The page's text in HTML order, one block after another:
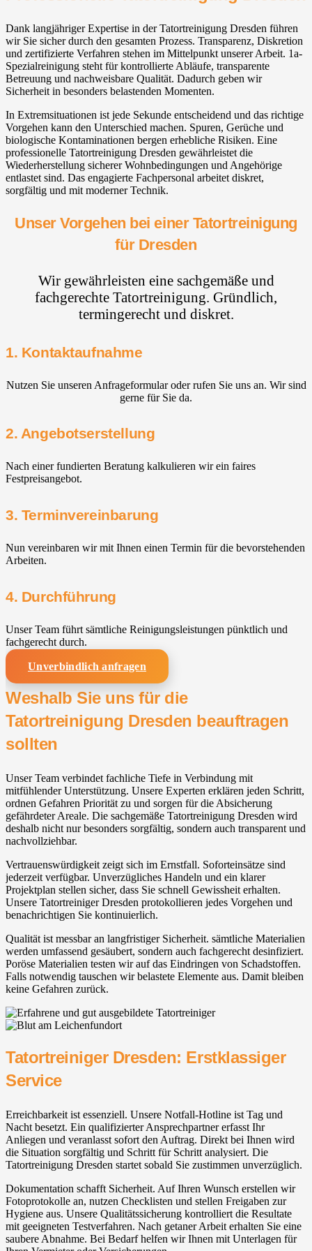
Dank langjähriger Expertise in der Tatortreinigung Dresden führen
wir Sie sicher durch den gesamten Prozess. Transparenz, Diskretion
und zertifizierte Verfahren stehen im Mittelpunkt unserer Arbeit. 1a-
Spezialreinigung steht für kontrollierte Abläufe, transparente
Betreuung und nachweisbare Qualität. Dadurch geben wir
Sicherheit in besonders belastenden Momenten.
In Extremsituationen ist jede Sekunde entscheidend und das richtige
Vorgehen kann den Unterschied machen. Spuren, Gerüche und
biologische Kontaminationen bergen erhebliche Risiken. Eine
professionelle Tatortreinigung Dresden gewährleistet die
Wiederherstellung sicherer Wohnbedingungen und Angehörige
entlastet sind. Das engagierte Fachpersonal arbeitet diskret,
sorgfältig und mit moderner Technik.
Unser Vorgehen bei einer Tatortreinigung
für Dresden
Wir gewährleisten eine sachgemäße und
fachgerechte Tatortreinigung. Gründlich,
termingerecht und diskret.
1. Kontaktaufnahme
Nutzen Sie unseren Anfrageformular oder rufen Sie uns an. Wir sind
gerne für Sie da.
2. Angebotserstellung
Nach einer fundierten Beratung kalkulieren wir ein faires
Festpreisangebot.
3. Terminvereinbarung
Nun vereinbaren wir mit Ihnen einen Termin für die bevorstehenden
Arbeiten.
4. Durchführung
Unser Team führt sämtliche Reinigungsleistungen pünktlich und
fachgerecht durch.
Unverbindlich anfragen
Weshalb Sie uns für die
Tatortreinigung Dresden beauftragen
sollten
Unser Team verbindet fachliche Tiefe in Verbindung mit
mitfühlender Unterstützung. Unsere Experten erklären jeden Schritt,
ordnen Gefahren Priorität zu und sorgen für die Absicherung
gefährdeter Areale. Die sachgemäße Tatortreinigung Dresden wird
deshalb nicht nur besonders sorgfältig, sondern auch transparent und
nachvollziehbar.
Vertrauenswürdigkeit zeigt sich im Ernstfall. Soforteinsätze sind
jederzeit verfügbar. Unverzügliches Handeln und ein klarer
Projektplan stellen sicher, dass Sie schnell Gewissheit erhalten.
Unsere Tatortreiniger Dresden protokollieren jedes Vorgehen und
benachrichtigen Sie kontinuierlich.
Qualität ist messbar an langfristiger Sicherheit. sämtliche Materialien
werden umfassend gesäubert, sondern auch fachgerecht desinfiziert.
Poröse Materialien testen wir auf das Eindringen von Schadstoffen.
Falls notwendig tauschen wir belastete Elemente aus. Damit bleiben
keine Gefahren zurück.
Tatortreiniger Dresden: Erstklassiger
Service
Erreichbarkeit ist essenziell. Unsere Notfall-Hotline ist Tag und
Nacht besetzt. Ein qualifizierter Ansprechpartner erfasst Ihr
Anliegen und veranlasst sofort den Auftrag. Direkt bei Ihnen wird
die Situation sorgfältig und Schritt für Schritt analysiert. Die
Tatortreinigung Dresden startet sobald Sie zustimmen unverzüglich.
Dokumentation schafft Sicherheit. Auf Ihren Wunsch erstellen wir
Fotoprotokolle an, nutzen Checklisten und stellen Freigaben zur
Hygiene aus. Unsere Qualitätssicherung kontrolliert die Resultate
mit geeigneten Testverfahren. Nach getaner Arbeit erhalten Sie eine
saubere Abnahme. Bei Bedarf helfen wir Ihnen mit Unterlagen für